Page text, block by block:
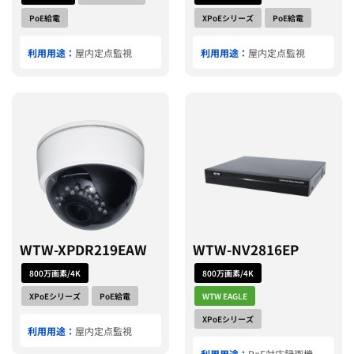
PoE給電
利用用途： 屋内定点監視
XPoEシリーズ
PoE給電
利用用途： 屋内定点監視
WTW-XPDR219EAW
800万画素/4K
XPoEシリーズ
PoE給電
利用用途： 屋内定点監視
WTW-NV2816EP
800万画素/4K
WTW EAGLE
XPoEシリーズ